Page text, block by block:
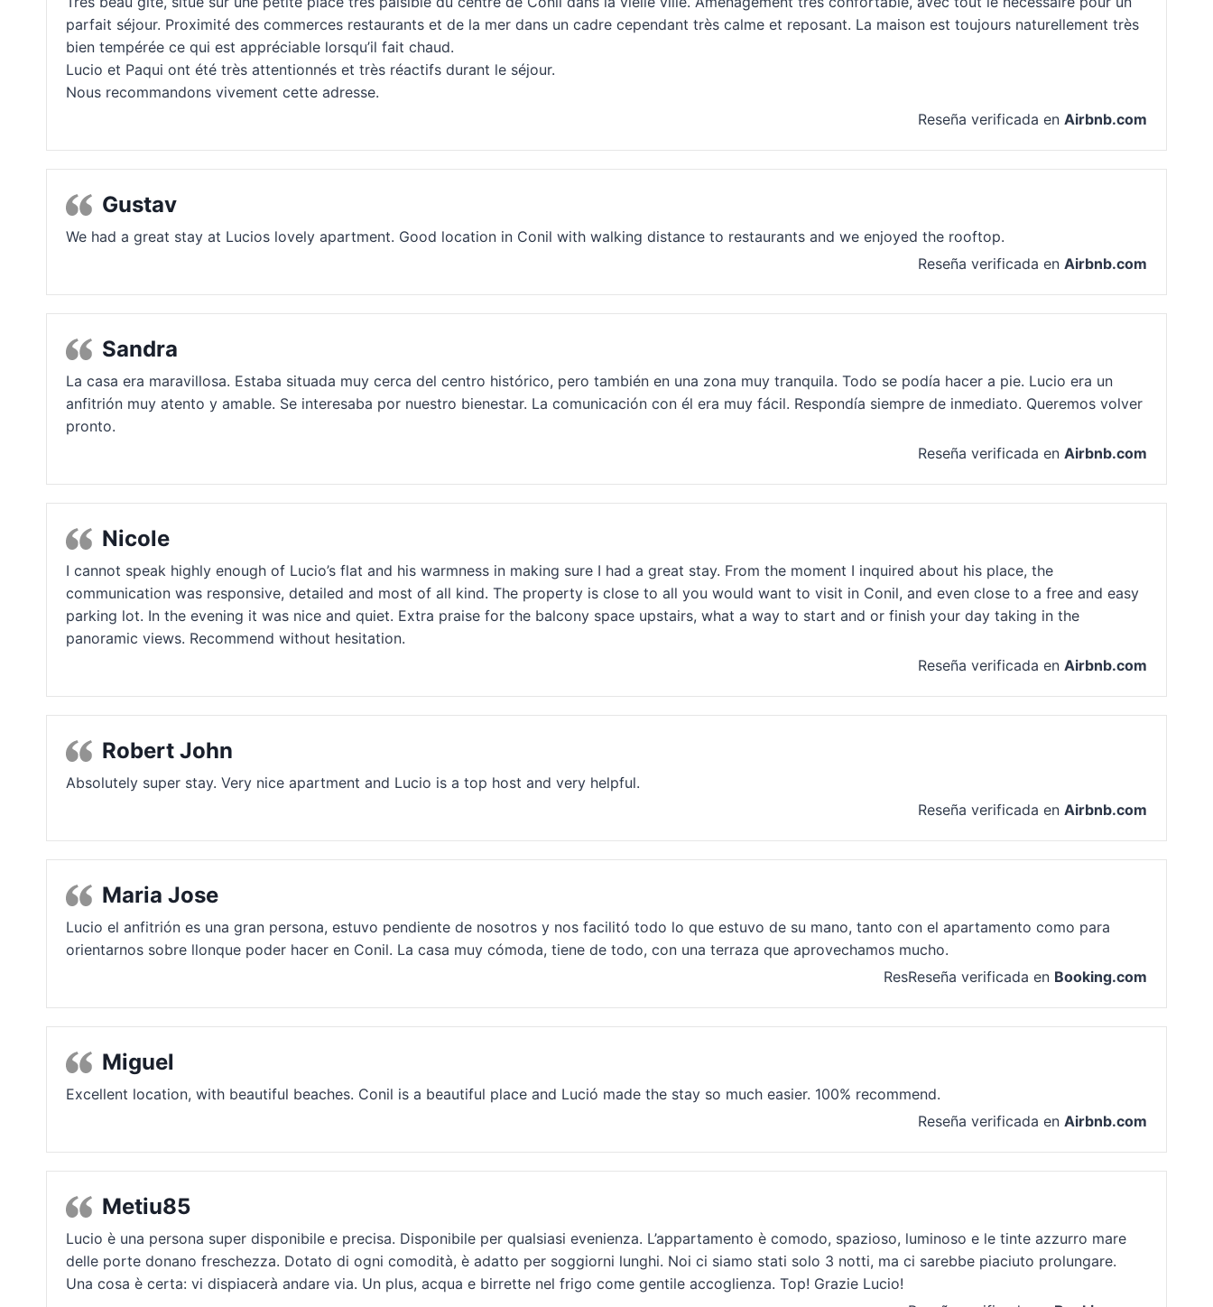
parfait séjour. Proximité des commerces restaurants et de la mer dans un cadre cependant très calme et reposant. La maison est toujours naturellement très
bien tempérée ce qui est appréciable lorsqu’il fait chaud.
Lucio et Paqui ont été très attentionnés et très réactifs durant le séjour.
Nous recommandons vivement cette adresse.
Reseña verificada en Airbnb.com
Gustav
We had a great stay at Lucios lovely apartment. Good location in Conil with walking distance to restaurants and we enjoyed the rooftop.
Reseña verificada en Airbnb.com
Sandra
La casa era maravillosa. Estaba situada muy cerca del centro histórico, pero también en una zona muy tranquila. Todo se podía hacer a pie. Lucio era un
anfitrión muy atento y amable. Se interesaba por nuestro bienestar. La comunicación con él era muy fácil. Respondía siempre de inmediato. Queremos volver
pronto.
Reseña verificada en Airbnb.com
Nicole
I cannot speak highly enough of Lucio’s flat and his warmness in making sure I had a great stay. From the moment I inquired about his place, the
communication was responsive, detailed and most of all kind. The property is close to all you would want to visit in Conil, and even close to a free and easy
parking lot. In the evening it was nice and quiet. Extra praise for the balcony space upstairs, what a way to start and or finish your day taking in the
panoramic views. Recommend without hesitation.
Reseña verificada en Airbnb.com
Robert John
Absolutely super stay. Very nice apartment and Lucio is a top host and very helpful.
Reseña verificada en Airbnb.com
Maria Jose
Lucio el anfitrión es una gran persona, estuvo pendiente de nosotros y nos facilitó todo lo que estuvo de su mano, tanto con el apartamento como para
orientarnos sobre llonque poder hacer en Conil. La casa muy cómoda, tiene de todo, con una terraza que aprovechamos mucho.
ResReseña verificada en Booking.com
Miguel
Excellent location, with beautiful beaches. Conil is a beautiful place and Lució made the stay so much easier. 100% recommend.
Reseña verificada en Airbnb.com
Metiu85
Lucio è una persona super disponibile e precisa. Disponibile per qualsiasi evenienza. L’appartamento è comodo, spazioso, luminoso e le tinte azzurro mare
delle porte donano freschezza. Dotato di ogni comodità, è adatto per soggiorni lunghi. Noi ci siamo stati solo 3 notti, ma ci sarebbe piaciuto prolungare.
Una cosa è certa: vi dispiacerà andare via. Un plus, acqua e birrette nel frigo come gentile accoglienza. Top! Grazie Lucio!